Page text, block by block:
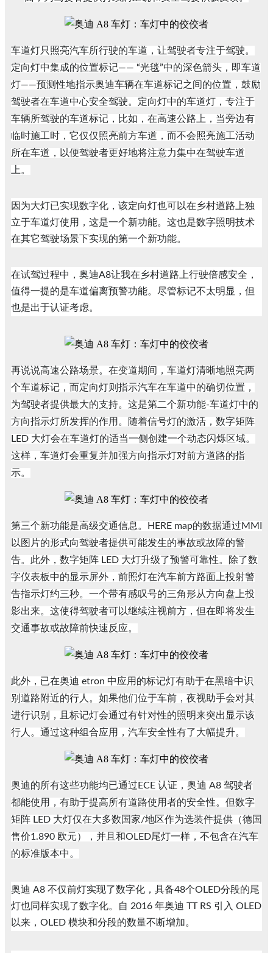
车道灯只照亮汽车所行驶的车道，让驾驶者专注于驾驶。
定向灯中集成的位置标记—— “光毯”中的深色箭头，即车道
灯——预测性地指示奥迪车辆在车道标记之间的位置，鼓励
驾驶者在车道中心安全驾驶。定向灯中的车道灯，专注于
车辆所驾驶的车道标记，比如，在高速公路上，当旁边有
临时施工时，它仅仅照亮前方车道，而不会照亮施工活动
所在车道，以便驾驶者更好地将注意力集中在驾驶车道
上。
因为大灯已实现数字化，该定向灯也可以在乡村道路上独
立于车道灯使用，这是一个新功能。这也是数字照明技术
在其它驾驶场景下实现的第一个新功能。
在试驾过程中，奥迪A8让我在乡村道路上行驶倍感安全，
值得一提的是车道偏离预警功能。尽管标记不太明显，但
也是出于认证考虑。
再说说高速公路场景。在变道期间，车道灯清晰地照亮两
个车道标记，而定向灯则指示汽车在车道中的确切位置，
为驾驶者提供最大的支持。这是第二个新功能-车道灯中的
方向指示灯所发挥的作用。随着信号灯的激活，数字矩阵
LED 大灯会在车道灯的适当一侧创建一个动态闪烁区域。
这样，车道灯会重复并加强方向指示灯对前方道路的指
示。
第三个新功能是高级交通信息。HERE map的数据通过MMI
以图片的形式向驾驶者提供可能发生的事故或故障的警
告。此外，数字矩阵 LED 大灯升级了预警可靠性。除了数
字仪表板中的显示屏外，前照灯在汽车前方路面上投射警
告指示灯约三秒。一个带有感叹号的三角形从方向盘上投
影出来。这使得驾驶者可以继续注视前方，但在即将发生
交通事故或故障前快速反应。
此外，已在奥迪 etron 中应用的标记灯有助于在黑暗中识
别道路附近的行人。如果他们位于车前，夜视助手会对其
进行识别，且标记灯会通过有针对性的照明来突出显示该
行人。通过这种组合应用，汽车安全性有了大幅提升。
奥迪的所有这些功能均已通过ECE 认证，奥迪 A8 驾驶者
都能使用，有助于提高所有道路使用者的安全性。但数字
矩阵 LED 大灯仅在大多数国家/地区作为选装件提供（德国
售价1.890 欧元），并且和OLED尾灯一样，不包含在汽车
的标准版本中。
奥迪 A8 不仅前灯实现了数字化，具备48个OLED分段的尾
灯也同样实现了数字化。自 2016 年奥迪 TT RS 引入 OLED
以来，OLED 模块和分段的数量不断增加。